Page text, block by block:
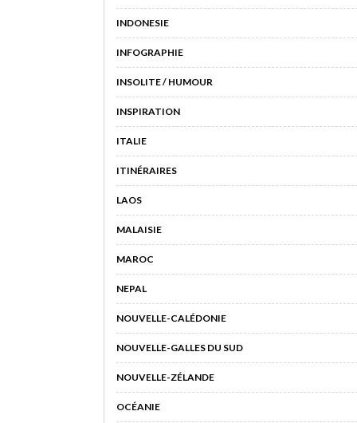
INDONESIE
INFOGRAPHIE
INSOLITE / HUMOUR
INSPIRATION
ITALIE
ITINÉRAIRES
LAOS
MALAISIE
MAROC
NEPAL
NOUVELLE-CALÉDONIE
NOUVELLE-GALLES DU SUD
NOUVELLE-ZÉLANDE
OCÉANIE